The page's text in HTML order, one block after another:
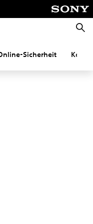
Sicherheit